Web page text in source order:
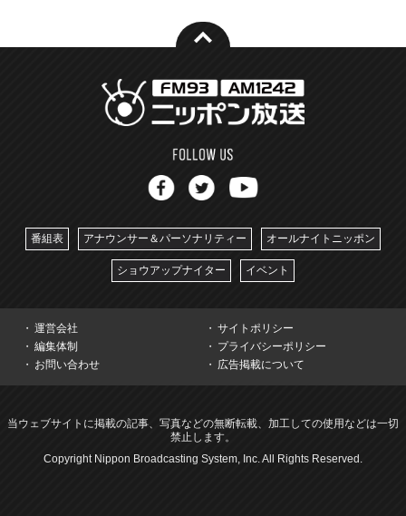
番組表 アナウンサー＆パーソナリティー オールナイトニッポン
ショウアップナイター イベント
運営会社
サイトポリシー
編集体制
プライバシーポリシー
お問い合わせ
広告掲載について
当ウェブサイトに掲載の記事、写真などの無断転載、加工しての使用などは一切
禁止します。
Copyright Nippon Broadcasting System, Inc. All Rights Reserved.